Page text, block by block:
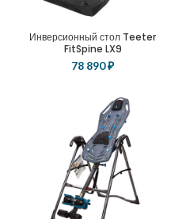
Инверсионный стол Teeter
FitSpine LX9
78 890₽